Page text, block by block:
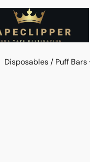
Disposables / Puff Bars